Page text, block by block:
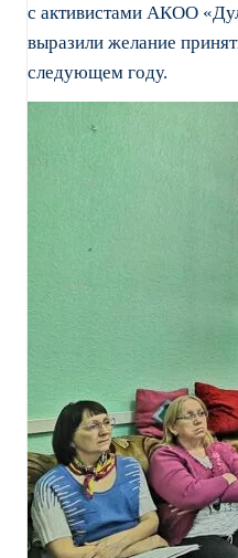
с активистами АКОО
выразили желание
следующем году.